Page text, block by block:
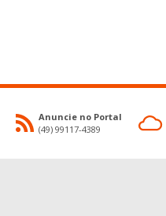
Anuncie no Portal
(49) 99117-4389